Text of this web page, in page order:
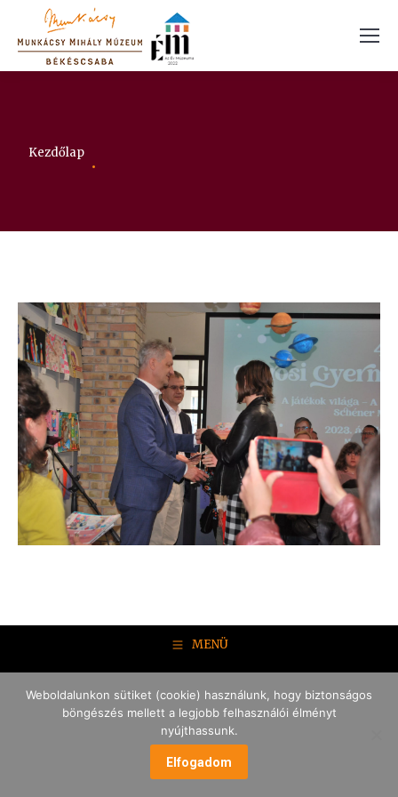
Itt vagy:
Kezdőlap
MENÜ
Weboldalunkon sütiket (cookie) használunk, hogy biztonságos
böngészés mellett a legjobb felhasználói élményt
nyújthassunk.
Elfogadom